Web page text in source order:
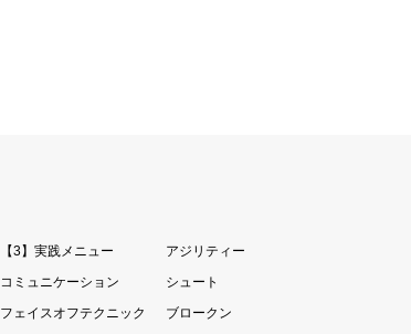
【3】実践メニュー
アジリティー
コミュニケーション
シュート
フェイスオフテクニック
ブロークン